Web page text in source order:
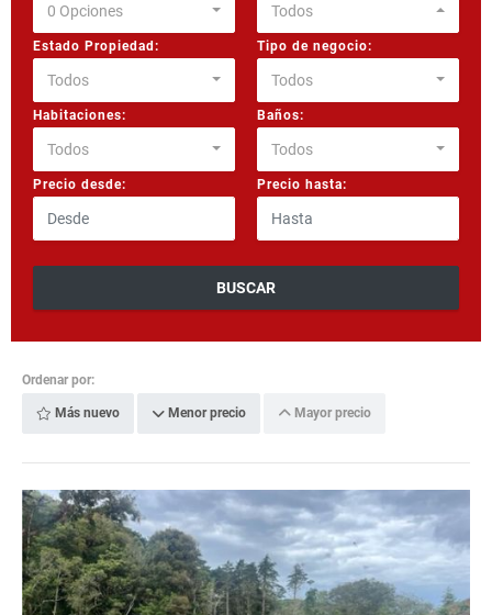
0 Opciones Todos
Estado Propiedad:
Todos
Tipo de negocio:
Todos
Habitaciones:
Todos
Baños:
Todos
Precio desde: Precio hasta:
BUSCAR
Ordenar por:
Más nuevo Menor precio Mayor precio